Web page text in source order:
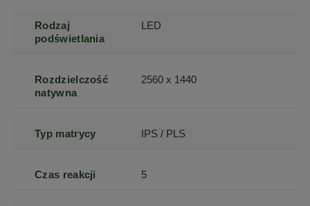
Rodzaj
podświetlania
LED
Rozdzielczość
natywna
2560 x 1440
Typ matrycy IPS / PLS
Czas reakcji 5